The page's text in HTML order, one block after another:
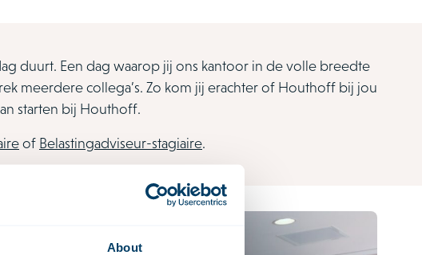
About
duurt. Een dag waarop jij ons kantoor in de volle breedte
meerdere collega’s. Zo kom jij erachter of Houthoff bij jou
starten bij Houthoff.
of Belastingadviseur-stagiaire.